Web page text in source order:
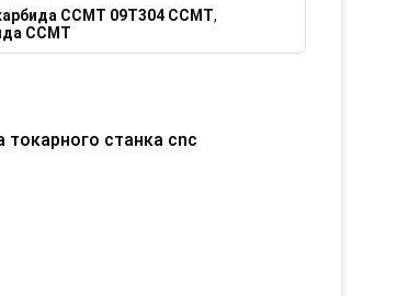
CCMT 09T304 CCMT,
CCMT
токарного станка cnc